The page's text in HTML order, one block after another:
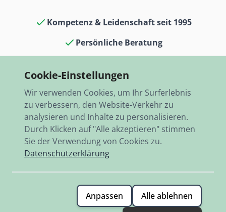
Kompetenz & Leidenschaft seit 1995
Persönliche Beratung
13.000 Artikel auf Lager
Schneller Versand, weltweit
© 2026 RBO-Ing. Stöckl GmbH.
Allgemeine Geschäftsbedingungen
Cookie-Einstellungen
Wir verwenden Cookies, um Ihr Surferlebnis
zu verbessern, den Website-Verkehr zu
analysieren und Inhalte zu personalisieren.
Durch Klicken auf "Alle akzeptieren" stimmen
Sie der Verwendung von Cookies zu.
Datenschutzerklärung
Anpassen Alle ablehnen